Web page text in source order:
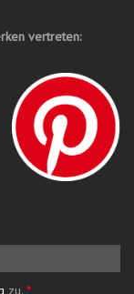
vertreten:
zu. *